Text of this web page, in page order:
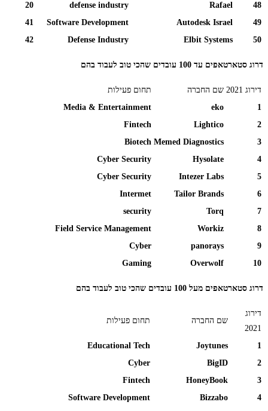
48
Rafael
defense industry
20
49
Autodesk Israel
Software Development
41
50
Elbit Systems
Defense Industry
42
דרוג סטארטאפים עד 100 עובדים שהכי טוב לעבוד בהם
דירוג 2021 שם החברה
תחום פעילות
1
eko
Media & Entertainment
2
Lightico
Fintech
3
Memed Diagnostics
Biotech
4
Hysolate
Cyber Security
5
Intezer Labs
Cyber Security
6
Tailor Brands
Intermet
7
Torq
security
8
Workiz
Field Service Management
9
panorays
Cyber
10
Overwolf
Gaming
דרוג סטארטאפים מעל 100 עובדים שהכי טוב לעבוד בהם
דירוג
2021
שם החברה תחום פעילות
1
Joytunes
Educational Tech
2
BigID
Cyber
3
HoneyBook
Fintech
4
Bizzabo
Software Development